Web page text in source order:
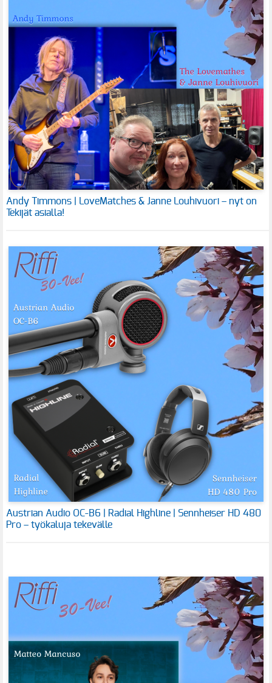
Andy Timmons | LoveMatches & Janne Louhivuori – nyt on
Tekijät asialla!
Austrian Audio OC-B6 | Radial Highline | Sennheiser HD 480
Pro – työkaluja tekevälle